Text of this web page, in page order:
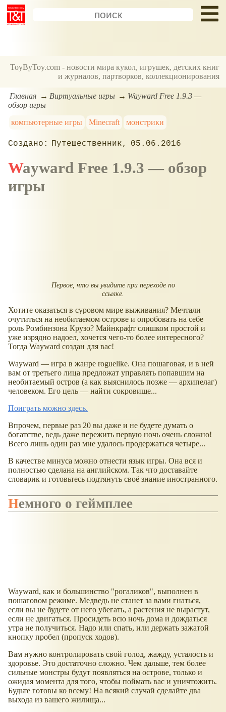
ToyByToy.com - новости мира кукол, игрушек, детских книг
и журналов, партворков, коллекционирования
Главная Виртуальные игры
Wayward Free 1.9.3 —
обзор игры
компьютерные игры
Minecraft монстрики
Путешественник 05.06.2016
Wayward Free 1.9.3 — обзор
игры
Первое, что вы увидите при переходе по
ссылке.
Хотите оказаться в суровом мире выживания? Мечтали
очутиться на необитаемом острове и опробовать на себе
роль Ромбинзона Крузо? Майнкрафт слишком простой и
уже изрядно надоел, хочется чего-то более интересного?
Тогда Wayward создан для вас!
Wayward — игра в жанре roguelike. Она пошаговая, и в ней
вам от третьего лица предложат управлять попавшим на
необитаемый остров (а как выяснилось позже — архипелаг)
человеком. Его цель — найти сокровище...
Поиграть можно здесь.
Впрочем, первые раз 20 вы даже и не будете думать о
богатстве, ведь даже пережить первую ночь очень сложно!
Всего лишь один раз мне удалось продержаться четыре...
В качестве минуса можно отнести язык игры. Она вся и
полностью сделана на английском. Так что доставайте
словарик и готовьтесь подтянуть своё знание иностранного.
Немного о геймплее
Wayward, как и большинство "рогаликов", выполнен в
пошаговом режиме. Медведь не станет за вами гнаться,
если вы не будете от него убегать, а растения не вырастут,
если не двигаться. Просидеть всю ночь дома и дождаться
утра не получиться. Надо или спать, или держать зажатой
кнопку пробел (пропуск ходов).
Вам нужно контролировать свой голод, жажду, усталость и
здоровье. Это достаточно сложно. Чем дальше, тем более
сильные монстры будут появляться на острове, только и
ожидая момента для того, чтобы поймать вас и уничтожить.
Будьте готовы ко всему! На всякий случай сделайте два
выхода из вашего жилища...